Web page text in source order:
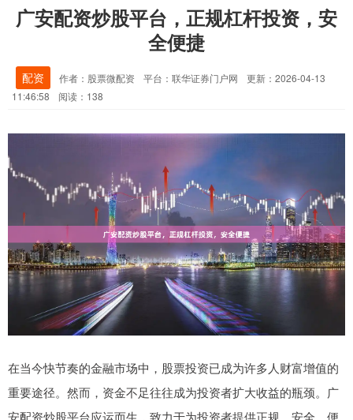
广安配资炒股平台，正规杠杆投资，安
全便捷
配资 作者：股票微配资 平台：联华证券门户网
更新：2026-04-13
11:46:58
阅读：138
在当今快节奏的金融市场中，股票投资已成为许多人财富增值的
重要途径。然而，资金不足往往成为投资者扩大收益的瓶颈。广
安配资炒股平台应运而生，致力于为投资者提供正规、安全、便